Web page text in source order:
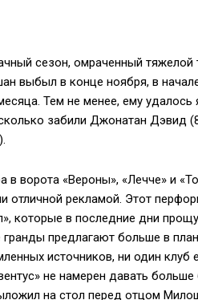
сезон, омраченный
выбыл в конце ноября, в
Тем не менее, ему удалось
забили Джонатан Дэвид
в ворота «Вероны», «Лечче» и
отличной рекламой. Этот
которые в последние дни
гранды предлагают больше в
источников, ни один
не намерен давать
на стол перед отцом